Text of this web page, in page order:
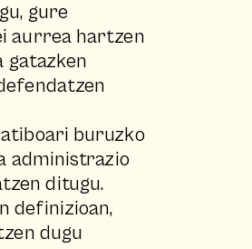
gure
aurrea hartzen
gatazken
buruzko
administrazio
ditugu.
definizioan,
dugu